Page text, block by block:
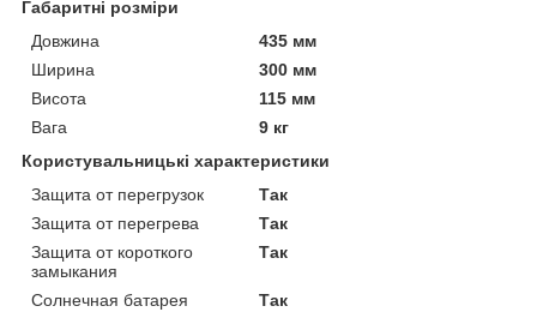
Габаритні розміри
Довжина
435 мм
Ширина
300 мм
Висота
115 мм
Вага
9 кг
Користувальницькі характеристики
Защита от перегрузок
Так
Защита от перегрева
Так
Защита от короткого
замыкания
Так
Солнечная батарея Так